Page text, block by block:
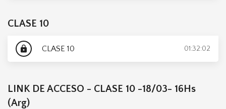
CLASE 10
lock CLASE 10 01:32:02
LINK DE ACCESO - CLASE 10 -18/03- 16Hs
(Arg)